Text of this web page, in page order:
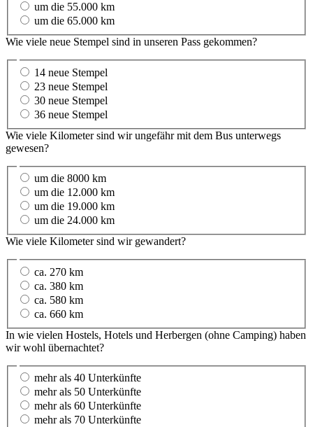
um die 55.000 km
um die 65.000 km
Wie viele neue Stempel sind in unseren Pass gekommen?
14 neue Stempel
23 neue Stempel
30 neue Stempel
36 neue Stempel
Wie viele Kilometer sind wir ungefähr mit dem Bus unterwegs
gewesen?
um die 8000 km
um die 12.000 km
um die 19.000 km
um die 24.000 km
Wie viele Kilometer sind wir gewandert?
ca. 270 km
ca. 380 km
ca. 580 km
ca. 660 km
In wie vielen Hostels, Hotels und Herbergen (ohne Camping) haben
wir wohl übernachtet?
mehr als 40 Unterkünfte
mehr als 50 Unterkünfte
mehr als 60 Unterkünfte
mehr als 70 Unterkünfte